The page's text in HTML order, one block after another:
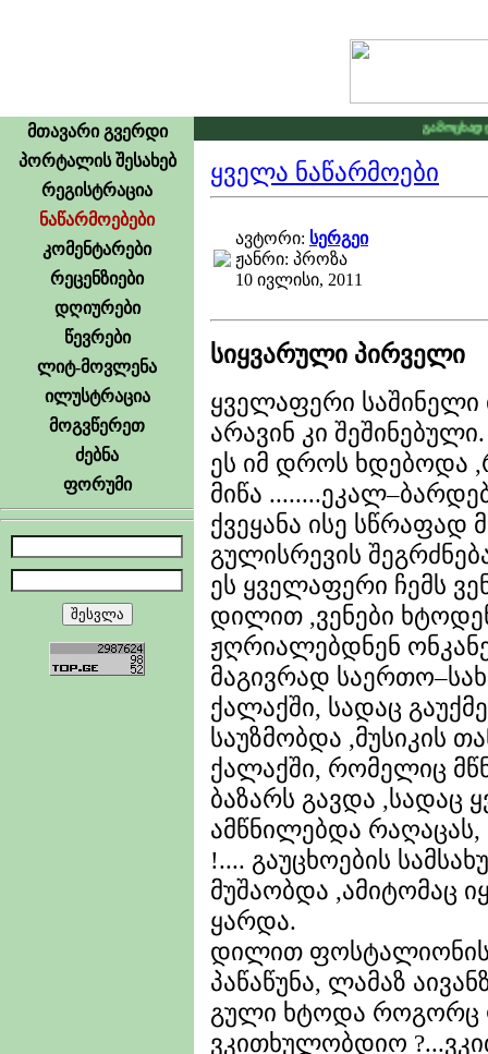
მთავარი გვერდი
პორტალის შესახებ
რეგისტრაცია
ნაწარმოებები
კომენტარები
რეცენზიები
დღიურები
წევრები
ლიტ-მოვლენა
ილუსტრაცია
მოგვწერეთ
ძებნა
ფორუმი
გამოცხადდა
ყველა ნაწარმოები
ავტორი: სერგეი
ჟანრი: პროზა
10 ივლისი, 2011
სიყვარული პირველი
ყველაფერი საშინელი
არავინ კი შეშინებული.
ეს იმ დროს ხდებოდა
მიწა
ქვეყანა ისე სწრაფად
გულისრევის
ეს ყველაფერი ჩემს
დილით ,ვენები
ჟღრიალებდნენ
მაგივრად
ქალაქში, სადაც
საუზმობდა ,მუსიკის
ქალაქში, რომელიც
ბაზარს გავდა ,სადაც
ამწნილებდა რაღაცას,
!.... გაუცხოების
მუშაობდა ,ამიტომაც
ყარდა.
დილით ფოსტალიონის
პაწაწუნა, ლამაზ
გული ხტოდა როგორც
ვკითხულობდიო